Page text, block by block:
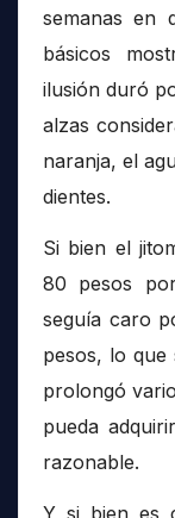
semanas en
básicos
ilusión duró
alzas
naranja, el
dientes.
Si bien el
80 pesos
seguía caro
pesos, lo que
prolongó
pueda
razonable.
Y si bien es